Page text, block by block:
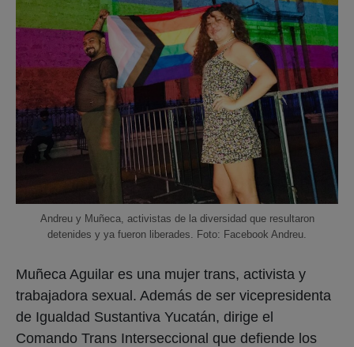
Andreu y Muñeca, activistas de la diversidad que resultaron
detenides y ya fueron liberades. Foto: Facebook Andreu.
Muñeca Aguilar es una mujer trans, activista y
trabajadora sexual. Además de ser vicepresidenta
de Igualdad Sustantiva Yucatán, dirige el
Comando Trans Interseccional que defiende los